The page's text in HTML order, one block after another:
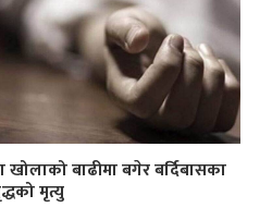
खोलाको बाढीमा बगेर बर्दिबासका
मृत्यु